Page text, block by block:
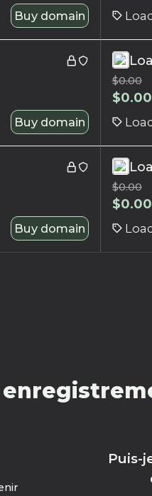
Buy domain
Buy domain
$0.00
$0.00
Buy domain
$0.00
$0.00
Puis-